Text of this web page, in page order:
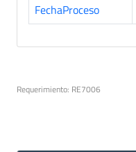
FechaProceso
Requerimiento: RE7006